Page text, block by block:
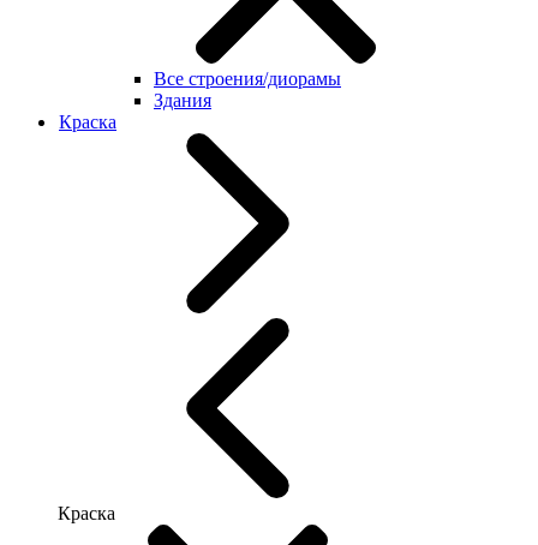
Все строения/диорамы
Здания
Краска
Краска